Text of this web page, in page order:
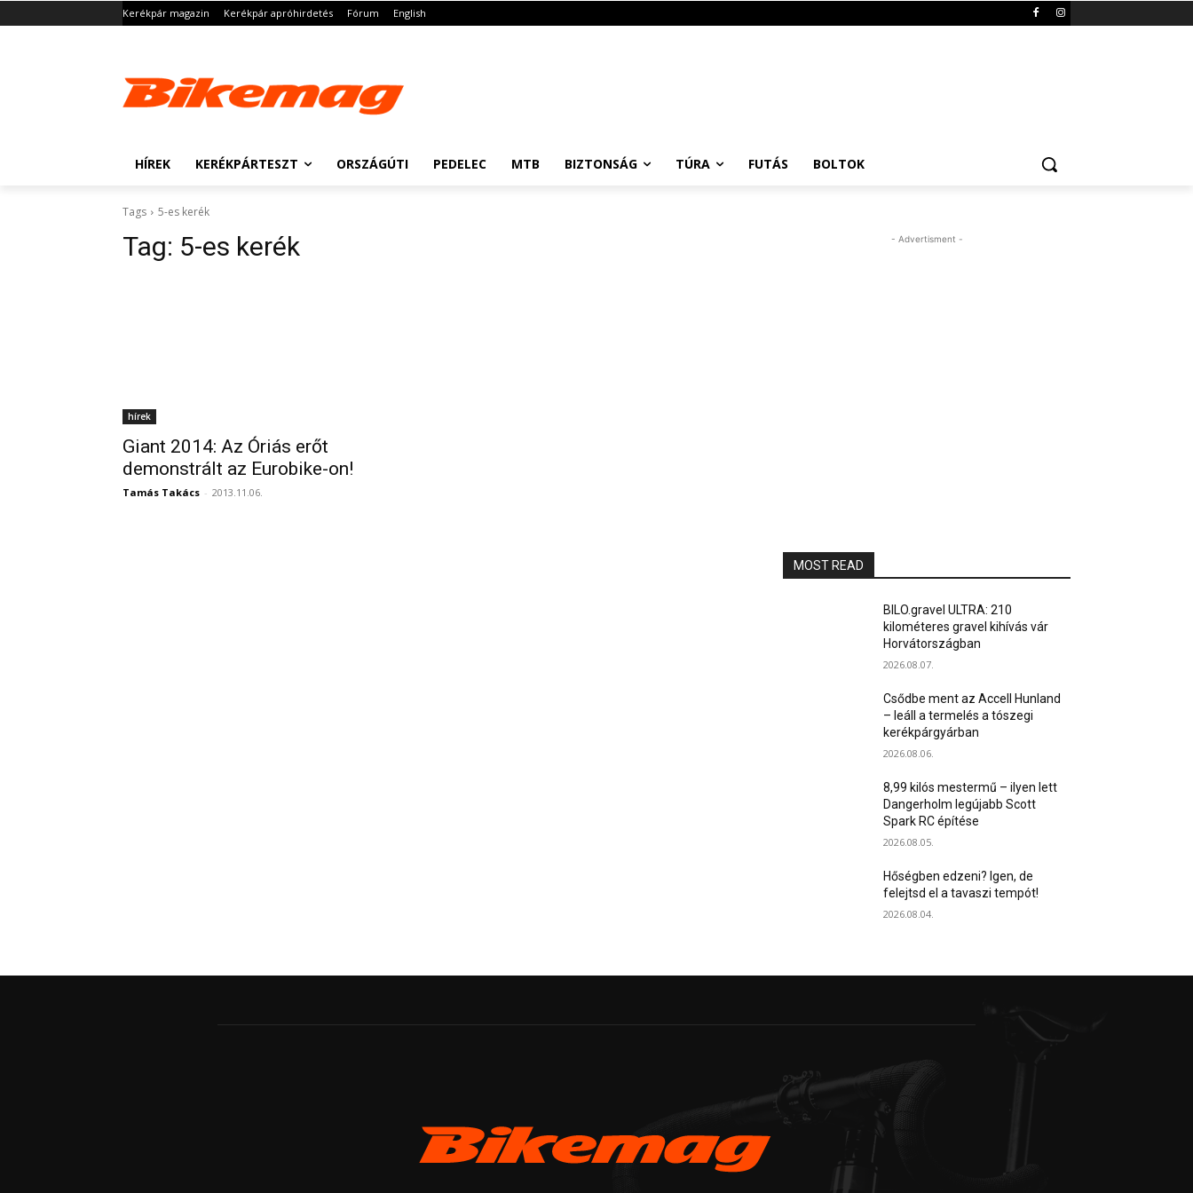
Kerékpár magazin Kerékpár apróhirdetés Fórum English
HÍREK KERÉKPÁRTESZT ORSZÁGÚTI PEDELEC MTB BIZTONSÁG TÚRA FUTÁS BOLTOK
Tags 5-es kerék
Tag: 5-es kerék
hírek
Giant 2014: Az Óriás erőt
demonstrált az Eurobike-on!
Tamás Takács - 2013.11.06.
- Advertisment -
MOST READ
BILO.gravel ULTRA: 210
kilométeres gravel kihívás vár
Horvátországban
2026.08.07.
Csődbe ment az Accell Hunland
– leáll a termelés a tószegi
kerékpárgyárban
2026.08.06.
8,99 kilós mestermű – ilyen lett
Dangerholm legújabb Scott
Spark RC építése
2026.08.05.
Hőségben edzeni? Igen, de
felejtsd el a tavaszi tempót!
2026.08.04.